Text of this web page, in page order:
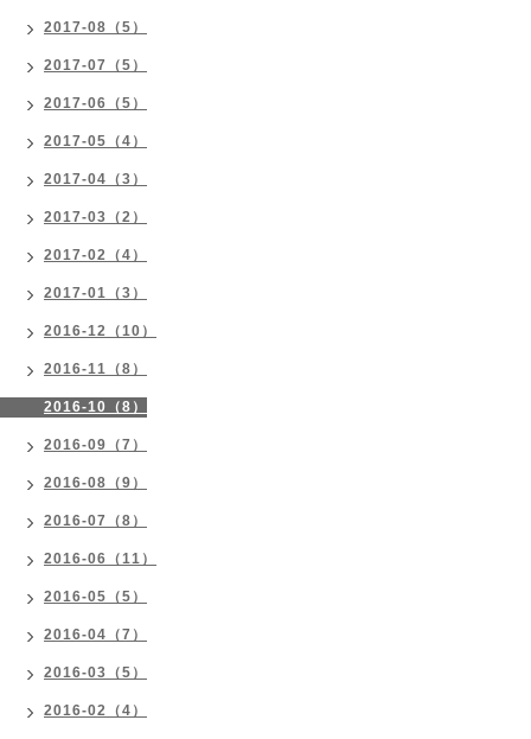
2017-08（5）
2017-07（5）
2017-06（5）
2017-05（4）
2017-04（3）
2017-03（2）
2017-02（4）
2017-01（3）
2016-12（10）
2016-11（8）
2016-10（8）
2016-09（7）
2016-08（9）
2016-07（8）
2016-06（11）
2016-05（5）
2016-04（7）
2016-03（5）
2016-02（4）